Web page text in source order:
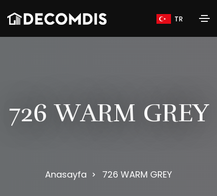
TR
726 WARM GREY
Anasayfa 726 WARM GREY